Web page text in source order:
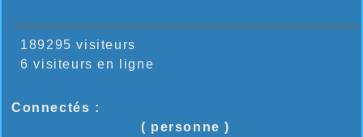
189295 visiteurs
6 visiteurs en ligne
Connectés :
( personne )